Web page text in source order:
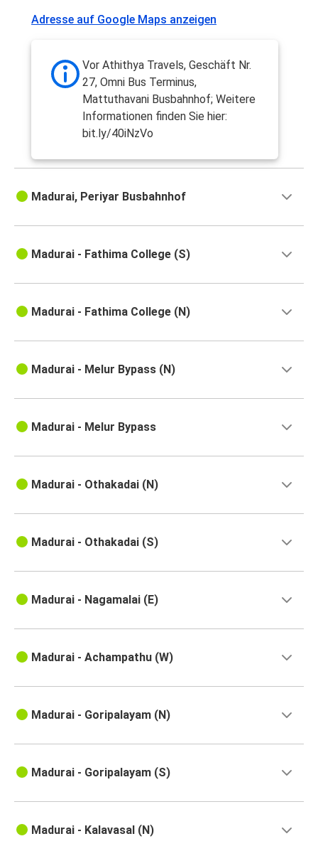
Adresse auf Google Maps anzeigen
Vor Athithya Travels, Geschäft Nr.
27, Omni Bus Terminus,
Mattuthavani Busbahnhof; Weitere
Informationen finden Sie hier:
bit.ly/40iNzVo
Madurai, Periyar Busbahnhof
Madurai - Fathima College (S)
Madurai - Fathima College (N)
Madurai - Melur Bypass (N)
Madurai - Melur Bypass
Madurai - Othakadai (N)
Madurai - Othakadai (S)
Madurai - Nagamalai (E)
Madurai - Achampathu (W)
Madurai - Goripalayam (N)
Madurai - Goripalayam (S)
Madurai - Kalavasal (N)